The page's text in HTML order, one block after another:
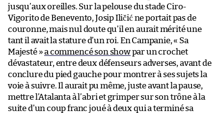
jusqu’aux oreilles. Sur la pelouse du stade Ciro-
Vigorito de Benevento, Josip Iličić ne portait pas de
couronne, mais nul doute qu’il en aurait mérité une
tant il avait la stature d’un roi. En Campanie, « Sa
Majesté »a commencé son showpar un crochet
dévastateur, entre deux défenseurs adverses, avant de
conclure du pied gauche pour montrer à ses sujets la
voie à suivre. Il aurait pu même, juste avant la pause,
mettre l’Atalanta à l’abri et grimper sur son trône à la
suite d’un coup franc joué à deux qui a terminé sa